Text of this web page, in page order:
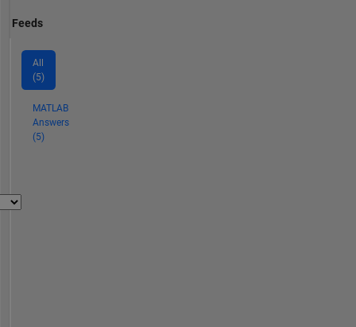
Feeds
All
(5)
MATLAB
Answers
(5)